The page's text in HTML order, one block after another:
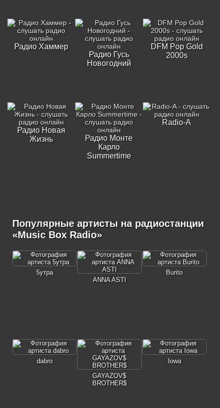
Радио Хаммер
Радио Гусь
Новогодний
DFM Pop Gold
2000s
Радио Новая
Жизнь
Радио Монте
Карло
Summertime
Radio-A
Популярные артисты на радиостанции
«Music Box Radio»
5утра
ANNA ASTI
Burito
dabro
GAYAZOV$
BROTHER$
Iowa